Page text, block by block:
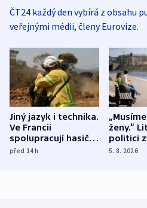
ČT24 každý den vybírá z obsahu
veřejnými médii, členy Eurovize.
Jiný jazyk i technika.
Ve Francii
spolupracují hasiči z
různých zemí
před 14h
ženy.“
politici
dohodu o
5. 8. 2026